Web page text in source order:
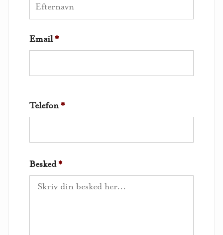
Email*
Telefon*
Besked*